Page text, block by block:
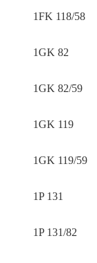
1FK 118/58
1GK 82
1GK 82/59
1GK 119
1GK 119/59
1P 131
1P 131/82